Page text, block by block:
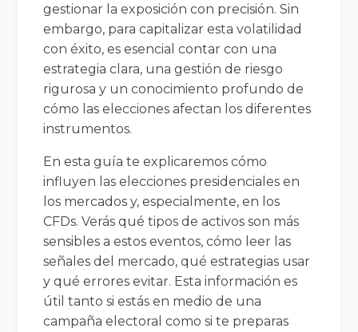
gestionar la exposición con precisión. Sin
embargo, para capitalizar esta volatilidad
con éxito, es esencial contar con una
estrategia clara, una gestión de riesgo
rigurosa y un conocimiento profundo de
cómo las elecciones afectan los diferentes
instrumentos.
En esta guía te explicaremos cómo
influyen las elecciones presidenciales en
los mercados y, especialmente, en los
CFDs. Verás qué tipos de activos son más
sensibles a estos eventos, cómo leer las
señales del mercado, qué estrategias usar
y qué errores evitar. Esta información es
útil tanto si estás en medio de una
campaña electoral como si te preparas